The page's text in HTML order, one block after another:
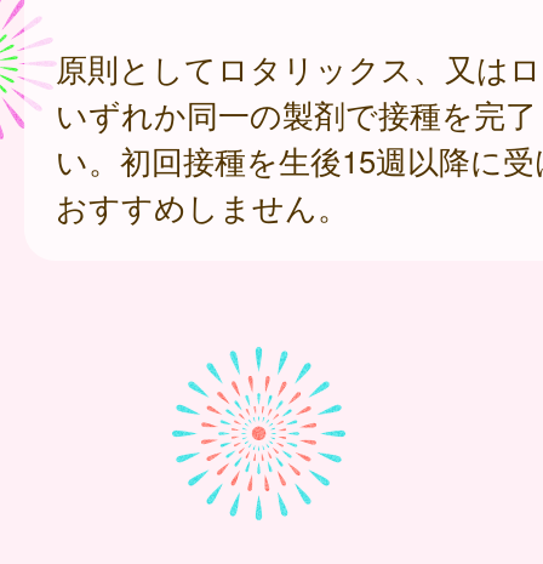
原則としてロタリックス、又は
いずれか同一の製剤で接種を完
い。初回接種を生後15週以降に
おすすめしません。